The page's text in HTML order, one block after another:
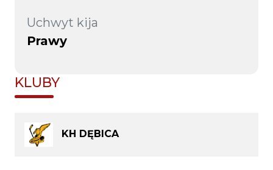
Uchwyt kija
Prawy
KLUBY
KH DĘBICA